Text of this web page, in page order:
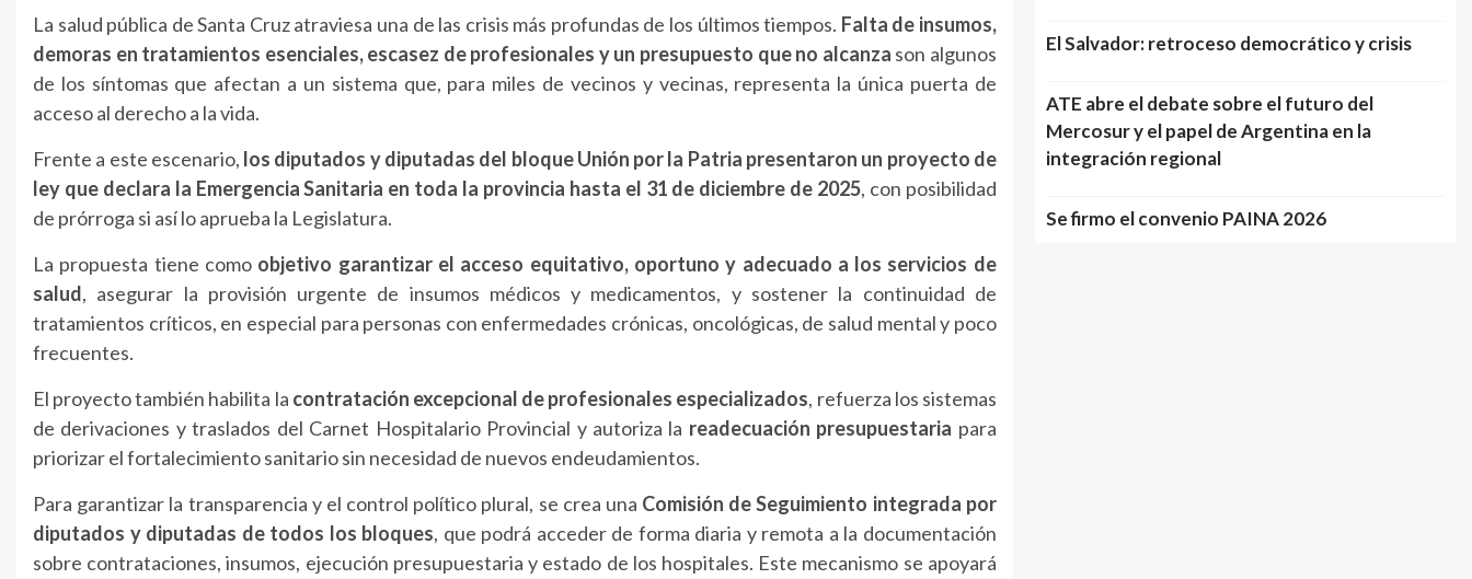
La salud pública de Santa Cruz atraviesa una de las crisis más profundas de los últimos tiempos. Falta de insumos,
demoras en tratamientos esenciales, escasez de profesionales y un presupuesto que no alcanza son algunos
de los síntomas que afectan a un sistema que, para miles de vecinos y vecinas, representa la única puerta de
acceso al derecho a la vida.
Frente a este escenario, los diputados y diputadas del bloque Unión por la Patria presentaron un proyecto de
ley que declara la Emergencia Sanitaria en toda la provincia hasta el 31 de diciembre de 2025, con posibilidad
de prórroga si así lo aprueba la Legislatura.
La propuesta tiene como objetivo garantizar el acceso equitativo, oportuno y adecuado a los servicios de
salud, asegurar la provisión urgente de insumos médicos y medicamentos, y sostener la continuidad de
tratamientos críticos, en especial para personas con enfermedades crónicas, oncológicas, de salud mental y poco
frecuentes.
El proyecto también habilita la contratación excepcional de profesionales especializados, refuerza los sistemas
de derivaciones y traslados del Carnet Hospitalario Provincial y autoriza la readecuación presupuestaria para
priorizar el fortalecimiento sanitario sin necesidad de nuevos endeudamientos.
Para garantizar la transparencia y el control político plural, se crea una Comisión de Seguimiento integrada por
diputados y diputadas de todos los bloques, que podrá acceder de forma diaria y remota a la documentación
sobre contrataciones, insumos, ejecución presupuestaria y estado de los hospitales. Este mecanismo se apoyará
El Salvador: retroceso democrático y crisis
ATE abre el debate sobre el futuro del
Mercosur y el papel de Argentina en la
integración regional
Se firmo el convenio PAINA 2026